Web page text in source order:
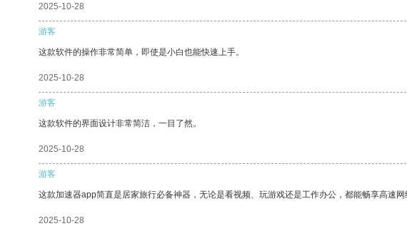
2025-10-28
游客
这款软件的操作非常简单，即使是小白也能快速上手。
2025-10-28
游客
这款软件的界面设计非常简洁，一目了然。
2025-10-28
游客
这款加速器app简直是居家旅行必备神器，无论是看视频、玩游戏还是工作办公，都能畅享高速网
2025-10-28